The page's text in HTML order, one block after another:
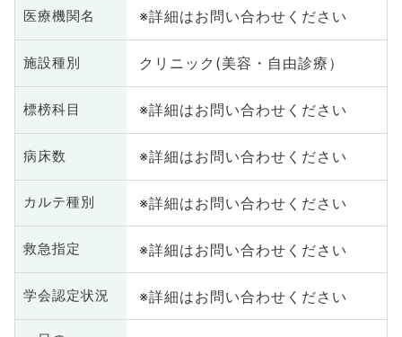
医療機関名 ※詳細はお問い合わせください
施設種別 クリニック(美容・自由診療）
標榜科目 ※詳細はお問い合わせください
病床数 ※詳細はお問い合わせください
カルテ種別 ※詳細はお問い合わせください
救急指定 ※詳細はお問い合わせください
学会認定状況 ※詳細はお問い合わせください